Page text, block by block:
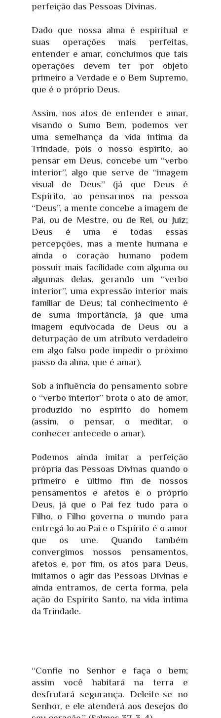
perfeição das Pessoas Divinas.
Dado que nossa alma é espiritual e
suas operações mais perfeitas,
entender e amar, concluímos que tais
operações devem ter por objeto
primeiro a Verdade e o Bem Supremo,
que é o próprio Deus.
Assim, nos atos de entender e amar,
visando o Sumo Bem, podemos ver
uma semelhança da vida íntima da
Trindade, pois o nosso espírito, ao
pensar em Deus, concebe um “verbo
interior”, algo que serve de “imagem
visual de Deus” (já que Deus é
Espírito, ao pensarmos na pessoa
“Deus”, a mente concebe a imagem de
Pai, ou de Mestre, ou de Rei, ou Juiz;
Deus é uma e todas essas
percepções, mas a mente humana e
ainda o coração humano podem
possuir mais facilidade com alguma ou
algumas delas, gerando um “verbo
interior”, uma expressão interior mais
familiar de Deus; tal conhecimento é
de suma importância, já que uma
imagem equivocada de Deus ou a
deturpação de um atributo verdadeiro
em algo falso pode impedir o próximo
passo da alma, que é amar).
Sob a influência do pensamento sobre
o “verbo interior” brota o ato de amor,
produzido no espírito do homem
(assim, o pensar, o meditar, o
conhecer antecede o amar).
Podemos ainda imitar a perfeição
própria das Pessoas Divinas quando o
primeiro e último fim de nossos
pensamentos e afetos é o próprio
Deus, já que o Pai fez tudo para o
Filho, o Filho governa o mundo para
entregá-lo ao Pai e o Espírito é o amor
que os une. Quando também
convergimos nossos pensamentos,
afetos e, por fim, os atos para Deus,
imitamos o agir das Pessoas Divinas e
ainda entramos, de certa forma, pela
ação do Espírito Santo, na vida íntima
da Trindade.
“Confie no Senhor e faça o bem;
assim você habitará na terra e
desfrutará segurança. Deleite-se no
Senhor, e ele atenderá aos desejos do